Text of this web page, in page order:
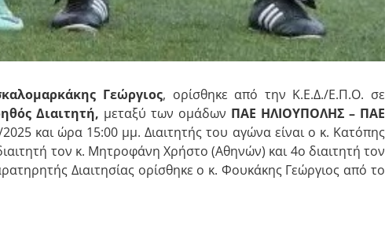
Γεώργιος, ορίσθηκε από την Κ.Ε.Δ./Ε.Π.Ο. σε
Διαιτητή, μεταξύ των ομάδων ΠΑΕ ΗΛΙΟΥΠΟΛΗΣ – ΠΑΕ
και ώρα 15:00 μμ. Διαιτητής του αγώνα είναι ο κ. Κατόπης
τον κ. Μητροφάνη Χρήστο (Αθηνών) και 4ο διαιτητή τον
Διαιτησίας ορίσθηκε ο κ. Φουκάκης Γεώργιος από το